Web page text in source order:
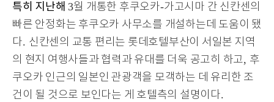
특히 지난해3월 개통한 후쿠오카-가고시마 간 신칸센의
빠른 안정화는 후쿠오카 사무소를 개설하는데 도움이 됐
다. 신칸센의 교통 편리는 롯데호텔부산이 서일본 지역
의 현지 여행사들과 협력과 유대를 더욱 공고히 하고, 후
쿠오카 인근의 일본인 관광객을 모객하는 데 유리한 조
건이 될 것으로 보인다는 게 호텔측의 설명이다.